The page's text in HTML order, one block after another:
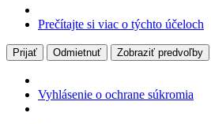
Prečítajte si viac o týchto účeloch
Prijať Odmietnuť Zobraziť predvoľby
Vyhlásenie o ochrane súkromia